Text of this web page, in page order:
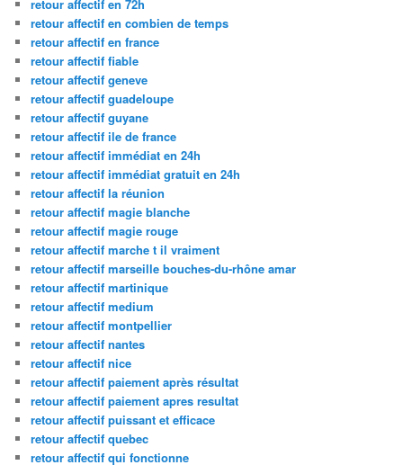
retour affectif en 72h
retour affectif en combien de temps
retour affectif en france
retour affectif fiable
retour affectif geneve
retour affectif guadeloupe
retour affectif guyane
retour affectif ile de france
retour affectif immédiat en 24h
retour affectif immédiat gratuit en 24h
retour affectif la réunion
retour affectif magie blanche
retour affectif magie rouge
retour affectif marche t il vraiment
retour affectif marseille bouches-du-rhône amar
retour affectif martinique
retour affectif medium
retour affectif montpellier
retour affectif nantes
retour affectif nice
retour affectif paiement après résultat
retour affectif paiement apres resultat
retour affectif puissant et efficace
retour affectif quebec
retour affectif qui fonctionne